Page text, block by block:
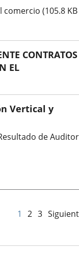
(105.8 KB
CONTRATOS
EL
Vertical y
de
1 2 3